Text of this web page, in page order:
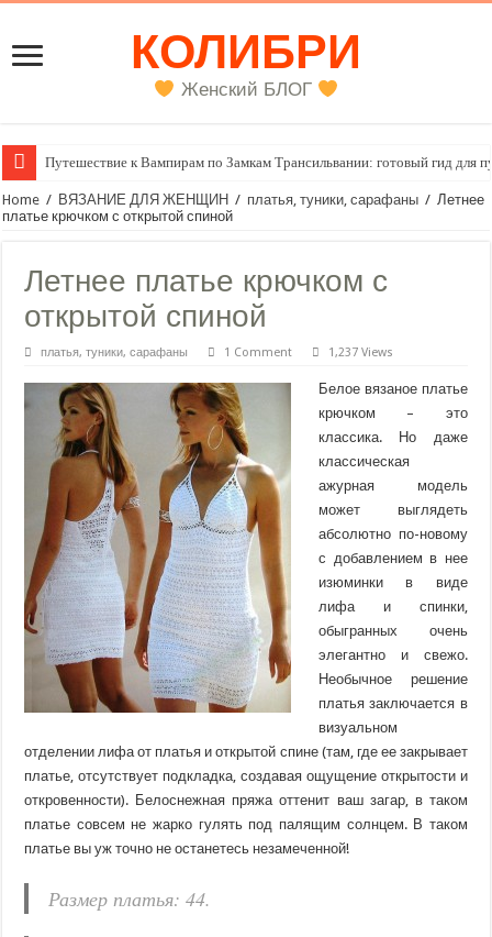
КОЛИБРИ
Женский БЛОГ
Путешествие к Вампирам по Замкам Трансильвании: готовый гид для
Home / ВЯЗАНИЕ ДЛЯ ЖЕНЩИН / платья, туники, сарафаны / Летнее
платье крючком с открытой спиной
Летнее платье крючком с
открытой спиной
платья, туники, сарафаны 1 Comment 1,237 Views
Белое вязаное платье
крючком – это
классика. Но даже
классическая
ажурная модель
может выглядеть
абсолютно по-новому
с добавлением в нее
изюминки в виде
лифа и спинки,
обыгранных очень
элегантно и свежо.
Необычное решение
платья заключается в
визуальном
отделении лифа от платья и открытой спине (там, где ее закрывает
платье, отсутствует подкладка, создавая ощущение открытости и
откровенности). Белоснежная пряжа оттенит ваш загар, в таком
платье совсем не жарко гулять под палящим солнцем. В таком
платье вы уж точно не останетесь незамеченной!
Размер платья: 44.